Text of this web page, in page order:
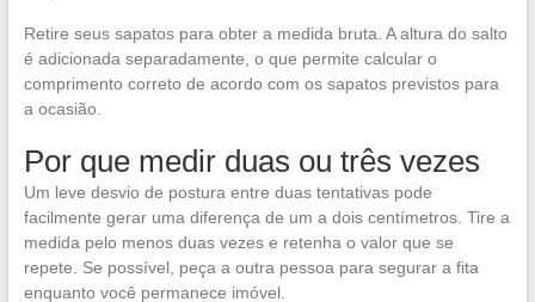
Retire seus sapatos para obter a medida bruta. A altura do salto
é adicionada separadamente, o que permite calcular o
comprimento correto de acordo com os sapatos previstos para
a ocasião.
Por que medir duas ou três vezes
Um leve desvio de postura entre duas tentativas pode
facilmente gerar uma diferença de um a dois centímetros. Tire a
medida pelo menos duas vezes e retenha o valor que se
repete. Se possível, peça a outra pessoa para segurar a fita
enquanto você permanece imóvel.